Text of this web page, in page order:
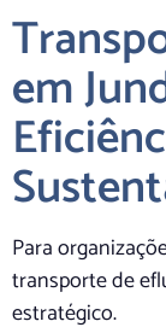
em
Para
transporte de
estratégico.